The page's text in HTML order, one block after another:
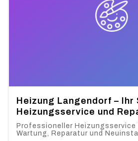
Heizung Langendorf –
Heizungsservice und
Professioneller Heizungsservice
Wartung, Reparatur und